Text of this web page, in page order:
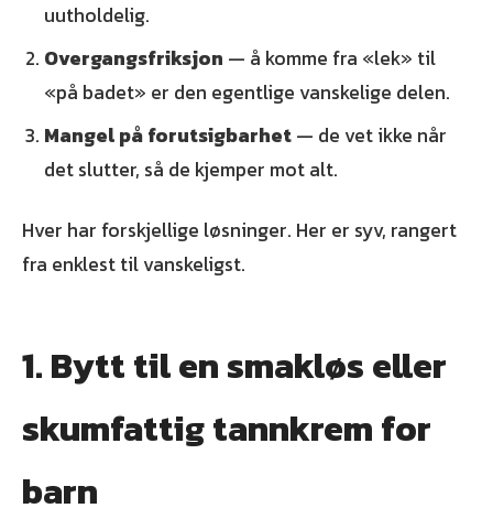
uutholdelig.
Overgangsfriksjon — å komme fra «lek» til
«på badet» er den egentlige vanskelige delen.
Mangel på forutsigbarhet— de vet ikke når
det slutter, så de kjemper mot alt.
Hver har forskjellige løsninger. Her er syv, rangert
fra enklest til vanskeligst.
1. Bytt til en smakløs eller
skumfattig tannkrem for
barn